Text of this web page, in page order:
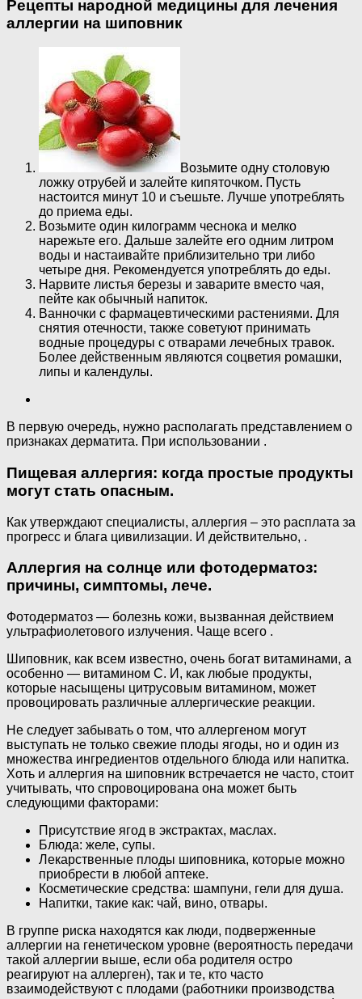
Рецепты народной медицины для лечения
аллергии на шиповник
Возьмите одну столовую
ложку отрубей и залейте кипяточком. Пусть
настоится минут 10 и съешьте. Лучше употреблять
до приема еды.
Возьмите один килограмм чеснока и мелко
нарежьте его. Дальше залейте его одним литром
воды и настаивайте приблизительно три либо
четыре дня. Рекомендуется употреблять до еды.
Нарвите листья березы и заварите вместо чая,
пейте как обычный напиток.
Ванночки с фармацевтическими растениями. Для
снятия отечности, также советуют принимать
водные процедуры с отварами лечебных травок.
Более действенным являются соцветия ромашки,
липы и календулы.
В первую очередь, нужно располагать представлением о
признаках дерматита. При использовании .
Пищевая аллергия: когда простые продукты
могут стать опасным.
Как утверждают специалисты, аллергия – это расплата за
прогресс и блага цивилизации. И действительно, .
Аллергия на солнце или фотодерматоз:
причины, симптомы, лече.
Фотодерматоз — болезнь кожи, вызванная действием
ультрафиолетового излучения. Чаще всего .
Шиповник, как всем известно, очень богат витаминами, а
особенно — витамином C. И, как любые продукты,
которые насыщены цитрусовым витамином, может
провоцировать различные аллергические реакции.
Не следует забывать о том, что аллергеном могут
выступать не только свежие плоды ягоды, но и один из
множества ингредиентов отдельного блюда или напитка.
Хоть и аллергия на шиповник встречается не часто, стоит
учитывать, что спровоцирована она может быть
следующими факторами:
Присутствие ягод в экстрактах, маслах.
Блюда: желе, супы.
Лекарственные плоды шиповника, которые можно
приобрести в любой аптеке.
Косметические средства: шампуни, гели для душа.
Напитки, такие как: чай, вино, отвары.
В группе риска находятся как люди, подверженные
аллергии на генетическом уровне (вероятность передачи
такой аллергии выше, если оба родителя остро
реагируют на аллерген), так и те, кто часто
взаимодействуют с плодами (работники производства